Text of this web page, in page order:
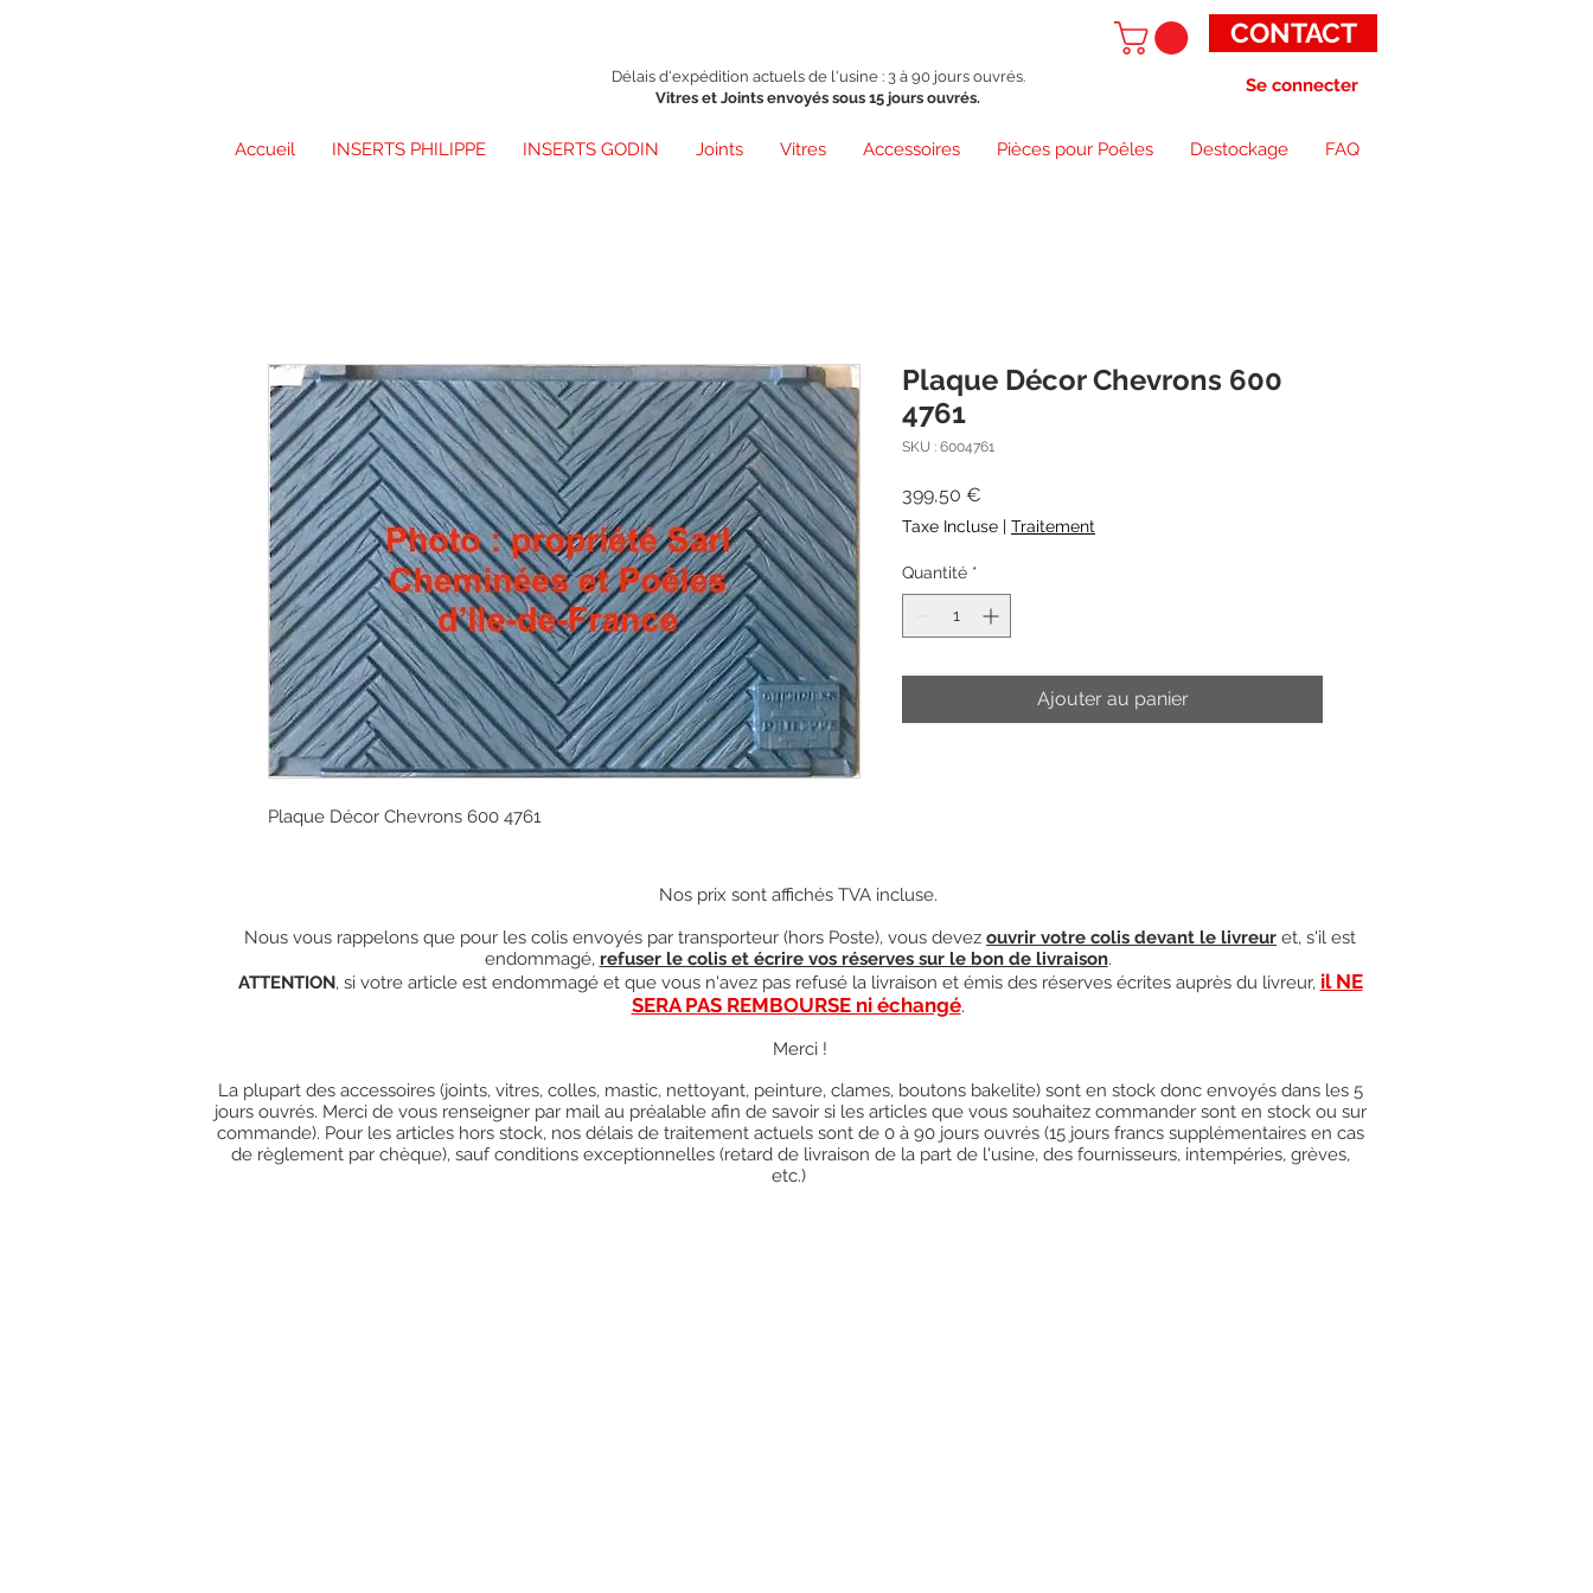
CONTACT
Délais d'expédition actuels de l'usine : 3 à 90 jours ouvrés.
Vitres et Joints envoyés sous 15 jours ouvrés.
Se connecter
Accueil INSERTS PHILIPPE INSERTS GODIN Joints Vitres Accessoires Pièces pour Poêles Destockage FAQ
Plaque Décor Chevrons 600 4761
Plaque Décor Chevrons 600
4761
SKU : 6004761
399,50 €
Taxe Incluse | Traitement
Quantité *
Ajouter au panier
Nos prix sont affichés TVA incluse.
Nous vous rappelons que pour les colis envoyés par transporteur (hors Poste), vous devez ouvrir votre colis devant le livreur et, s'il est
endommagé, refuser le colis et écrire vos réserves sur le bon de livraison.
ATTENTION, si votre article est endommagé et que vous n'avez pas refusé la livraison et émis des réserves écrites auprès du livreur, il NE
SERA PAS REMBOURSE ni échangé.
Merci !
La plupart des accessoires (joints, vitres, colles, mastic, nettoyant, peinture, clames, boutons bakelite) sont en stock donc envoyés dans les 5
jours ouvrés. Merci de vous renseigner par mail au préalable afin de savoir si les articles que vous souhaitez commander sont en stock ou sur
commande). Pour les articles hors stock, nos délais de traitement actuels sont de 0 à 90 jours ouvrés (15 jours francs supplémentaires en cas
de règlement par chèque), sauf conditions exceptionnelles (retard de livraison de la part de l'usine, des fournisseurs, intempéries, grèves,
etc.)